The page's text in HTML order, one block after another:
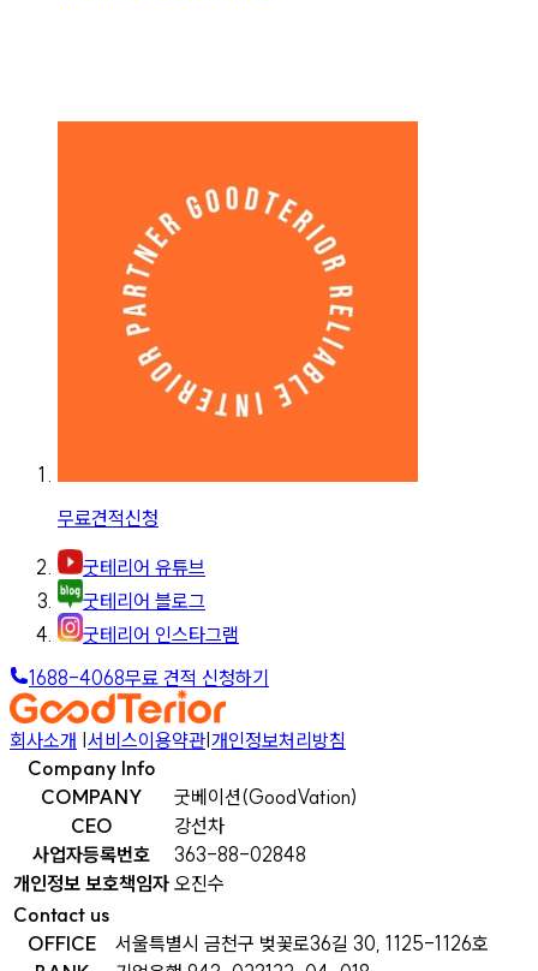
무료견적신청
굿테리어 유튜브
굿테리어 블로그
굿테리어 인스타그램
1688-4068무료 견적 신청하기
회사소개 |서비스이용약관|개인정보처리방침
Company Info
COMPANY
굿베이션(GoodVation)
CEO
강선차
사업자등록번호
363-88-02848
개인정보 보호책임자 오진수
Contact us
OFFICE
서울특별시 금천구 벚꽃로36길 30, 1125-1126호